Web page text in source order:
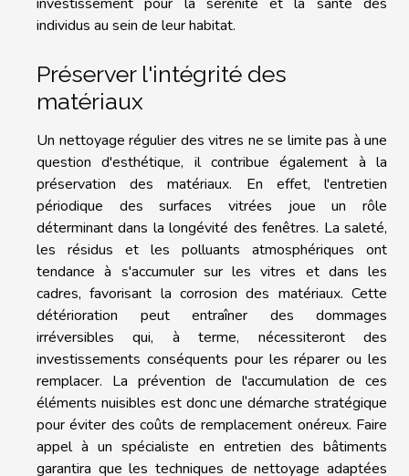
investissement pour la sérénité et la santé des
individus au sein de leur habitat.
Préserver l'intégrité des
matériaux
Un nettoyage régulier des vitres ne se limite pas à une
question d'esthétique, il contribue également à la
préservation des matériaux. En effet, l'entretien
périodique des surfaces vitrées joue un rôle
déterminant dans la longévité des fenêtres. La saleté,
les résidus et les polluants atmosphériques ont
tendance à s'accumuler sur les vitres et dans les
cadres, favorisant la corrosion des matériaux. Cette
détérioration peut entraîner des dommages
irréversibles qui, à terme, nécessiteront des
investissements conséquents pour les réparer ou les
remplacer. La prévention de l'accumulation de ces
éléments nuisibles est donc une démarche stratégique
pour éviter des coûts de remplacement onéreux. Faire
appel à un spécialiste en entretien des bâtiments
garantira que les techniques de nettoyage adaptées